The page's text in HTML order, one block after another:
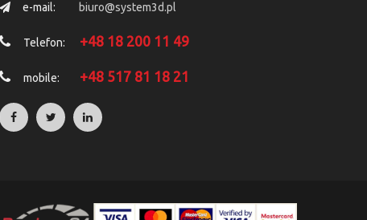
e-mail: biuro@system3d.pl
Telefon: +48 18 200 11 49
mobile: +48 517 81 18 21